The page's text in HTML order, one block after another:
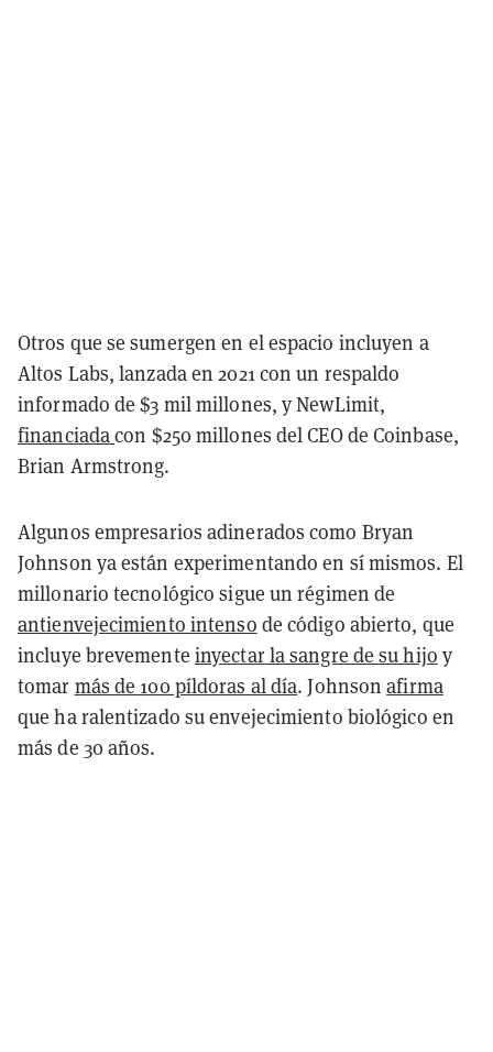
Otros que se sumergen en el espacio incluyen a
Altos Labs, lanzada en 2021 con un respaldo
informado de $3 mil millones, y NewLimit,
financiadacon $250 millones del CEO de Coinbase,
Brian Armstrong.
Algunos empresarios adinerados como Bryan
Johnson ya están experimentando en sí mismos. El
millonario tecnológico sigue un régimen de
antienvejecimiento intenso de código abierto, que
incluye brevemente inyectar la sangre de su hijo y
tomar más de 100 píldoras al día. Johnsonafirma
que ha ralentizado su envejecimiento biológico en
más de 30 años.